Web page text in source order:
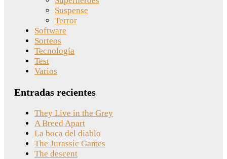
Suspense
Terror
Software
Sorteos
Tecnología
Test
Varios
Entradas recientes
They Live in the Grey
A Breed Apart
La boca del diablo
The Jurassic Games
The descent